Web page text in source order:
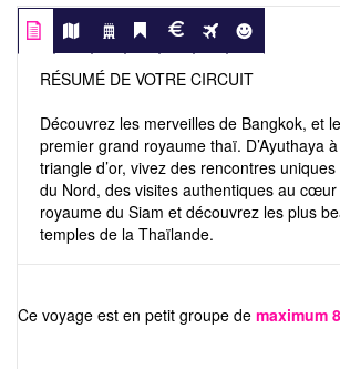
RÉSUMÉ DE VOTRE CIRCUIT
Découvrez les merveilles de Bangkok, et
premier grand royaume thaï. D’Ayuthaya
triangle d’or, vivez des rencontres
du Nord, des visites authentiques au cœur
royaume du Siam et découvrez les plus
temples de la Thaïlande.
Ce voyage est en petit groupe de maximum